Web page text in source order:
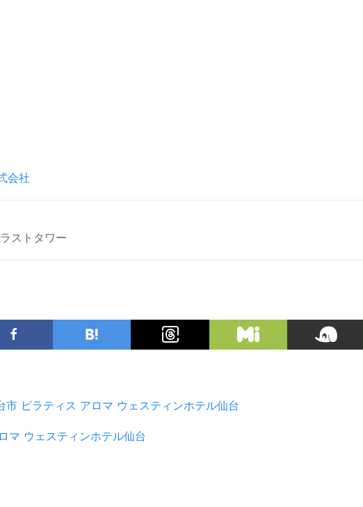
会社
ストタワー
市 ピラティス アロマ ウェスティンホテル仙台
マ ウェスティンホテル仙台